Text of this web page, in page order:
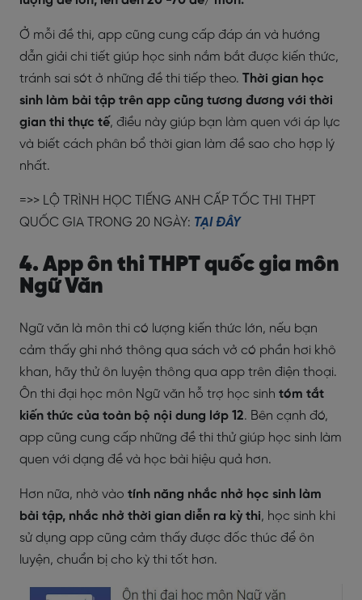
Ở mỗi đề thi, app cũng cung cấp đáp án và hướng
dẫn giải chi tiết giúp học sinh nắm bắt được kiến thức,
tránh sai sót ở những đề thi tiếp theo. Thời gian học
sinh làm bài tập trên app cũng tương đương với thời
gian thi thực tế, điều này giúp bạn làm quen với áp lực
và biết cách phân bổ thời gian làm đề sao cho hợp lý
nhất.
=>> LỘ TRÌNH HỌC TIẾNG ANH CẤP TỐC THI THPT
QUỐC GIA TRONG 20 NGÀY: TẠI ĐÂY
4. App ôn thi THPT quốc gia môn
Ngữ Văn
Ngữ văn là môn thi có lượng kiến thức lớn, nếu bạn
cảm thấy ghi nhớ thông qua sách vở có phần hơi khô
khan, hãy thử ôn luyện thông qua app trên điện thoại.
Ôn thi đại học môn Ngữ văn hỗ trợ học sinh tóm tắt
kiến thức của toàn bộ nội dung lớp 12. Bên cạnh đó,
app cũng cung cấp những đề thi thử giúp học sinh làm
quen với dạng đề và học bài hiệu quả hơn.
Hơn nữa, nhờ vào tính năng nhắc nhở học sinh làm
bài tập, nhắc nhở thời gian diễn ra kỳ thi, học sinh khi
sử dụng app cũng cảm thấy được đốc thúc để ôn
luyện, chuẩn bị cho kỳ thi tốt hơn.